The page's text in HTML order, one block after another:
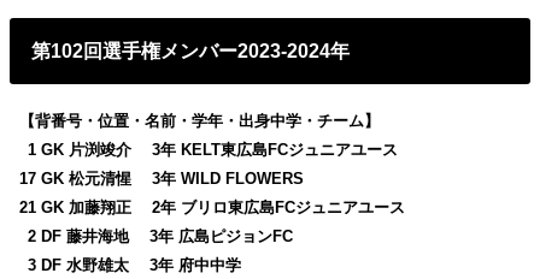
第102回選手権メンバー2023-2024年
【背番号・位置・名前・学年・出身中学・チーム】
01 GK 片渕竣介 3年 KELT東広島FCジュニアユース
17 GK 松元清惺 3年 WILD FLOWERS
21 GK 加藤翔正 2年 ブリロ東広島FCジュニアユース
02 DF 藤井海地 3年 広島ピジョンFC
03 DF 水野雄太 3年 府中中学